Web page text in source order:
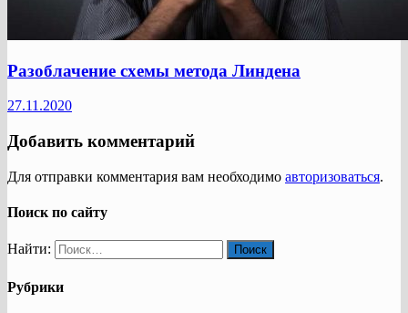
Разоблачение схемы метода Линдена
27.11.2020
Добавить комментарий
Для отправки комментария вам необходимо авторизоваться.
Поиск по сайту
Найти:
Рубрики